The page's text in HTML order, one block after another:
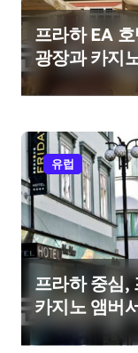
프라하 EA
광장과 카지
유럽
프라하 중심,
카지노 앰버